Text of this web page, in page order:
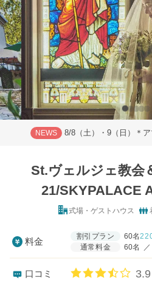
NEWS 8/8（土）・9（日）＊
St.ヴェルジェ教会
21/SKYPALACE
式場・ゲストハウス
料金
割引プラン 60名
通常料金
60名 ／
口コミ 口
3.9